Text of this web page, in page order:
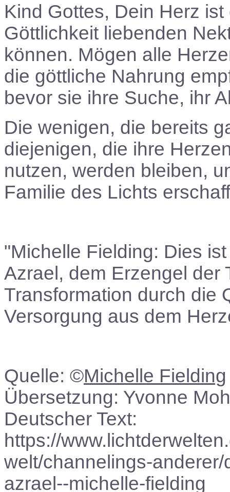
Kind Gottes, Dein Herz
Göttlichkeit liebenden
können. Mögen alle
die göttliche Nahrung
bevor sie ihre Suche, ihr
Die wenigen, die bereits
diejenigen, die ihre
nutzen, werden bleiben,
Familie des Lichts
"Michelle Fielding: Dies
Azrael, dem Erzengel der
Transformation durch die
Versorgung aus dem
Quelle: ©Michelle Fielding
Übersetzung: Yvonne
Deutscher Text:
https://
welt/channelings-
azrael--michelle-fielding